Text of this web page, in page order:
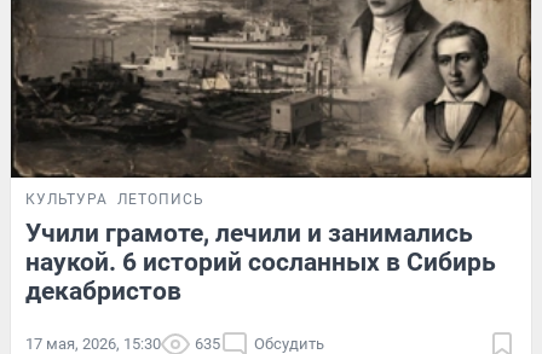
КУЛЬТУРА ЛЕТОПИСЬ
Учили грамоте, лечили и занимались
наукой. 6 историй сосланных в Сибирь
декабристов
17 мая, 2026, 15:30 635 Обсудить